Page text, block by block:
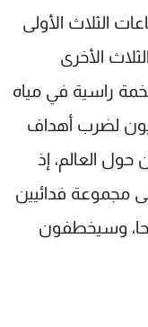
الثلاث الأولى
الأخرى
راسية في مياه
لضرب أهداف
حول العالم، إذ
مجموعة فدائيين
وسيخطفون